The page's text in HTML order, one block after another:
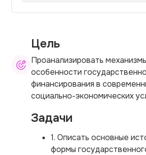
Цель
Проанализировать
особенности
финансирования в
социально-экономических
Задачи
1. Описать основные
формы